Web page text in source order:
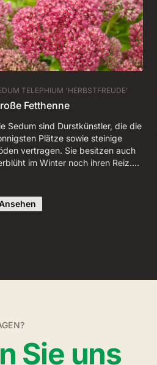
TELEPHIUM 'HERBSTFREUDE'
Fetthenne
Sedum sind Durstkünstler, die die
Plätze sowie steinige
vertragen. Sie besitzen auch
im Winter noch ihren Reiz.…
Sie uns